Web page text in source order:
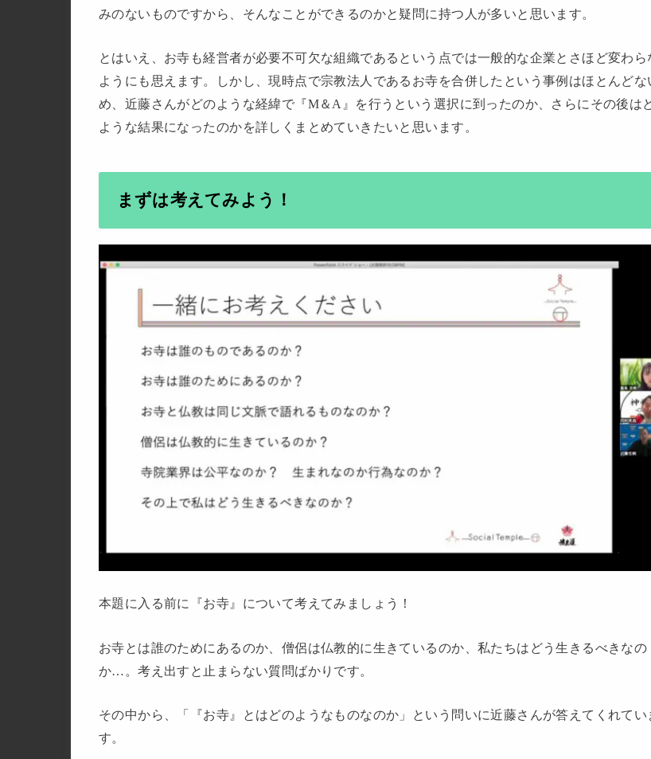
みのないものですから、そんなことができるのかと疑問に持つ人が多いと思います。
とはいえ、お寺も経営者が必要不可欠な組織であるという点では一般的な企業とさほど変わら
ようにも思えます。しかし、現時点で宗教法人であるお寺を合併したという事例はほとんどな
め、近藤さんがどのような経緯で『M＆A』を行うという選択に到ったのか、さらにその後は
ような結果になったのかを詳しくまとめていきたいと思います。
まずは考えてみよう！
本題に入る前に『お寺』について考えてみましょう！
お寺とは誰のためにあるのか、僧侶は仏教的に生きているのか、私たちはどう生きるべきなの
か…。考え出すと止まらない質問ばかりです。
その中から、「『お寺』とはどのようなものなのか」という問いに近藤さんが答えてくれてい
す。